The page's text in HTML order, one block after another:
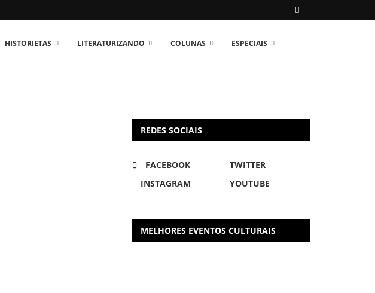
HISTORIETAS LITERATURIZANDO COLUNAS ESPECIAIS
REDES SOCIAIS
FACEBOOK
TWITTER
INSTAGRAM
YOUTUBE
MELHORES EVENTOS CULTURAIS